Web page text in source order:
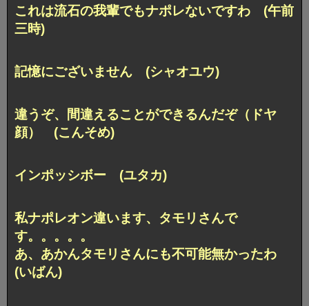
これは流石の我輩でもナポレないですわ (午前
三時)
記憶にございません (シャオユウ)
違うぞ、間違えることができるんだぞ（ドヤ
顔） (こんそめ)
インポッシボー (ユタカ)
私ナポレオン違います、タモリさんで
す。。。。。
あ、あかんタモリさんにも不可能無かったわ
(いばん)